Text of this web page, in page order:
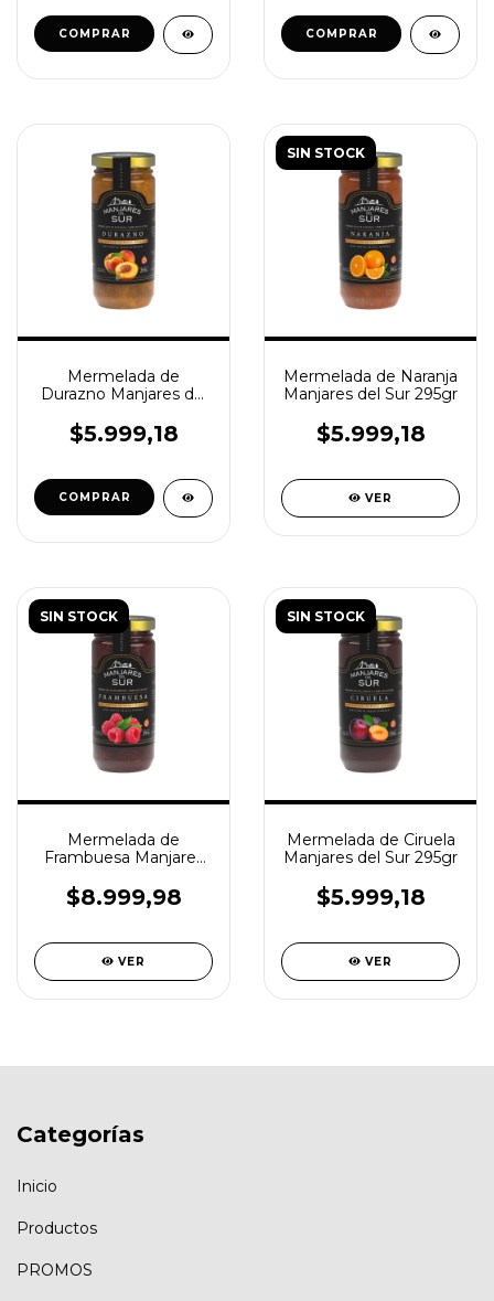
COMPRAR COMPRAR
Mermelada de
Durazno Manjares del
$5.999,18
COMPRAR
SIN STOCK
Mermelada de Naranja
Manjares del Sur 295gr
$5.999,18
VER
SIN STOCK
Mermelada de
Frambuesa Manjares
$8.999,98
VER
SIN STOCK
Mermelada de Ciruela
Manjares del Sur 295gr
$5.999,18
VER
Categorías
Inicio
Productos
PROMOS